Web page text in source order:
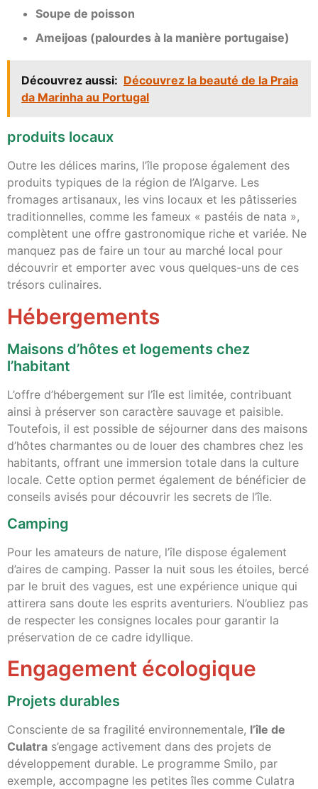
Soupe de poisson
Ameijoas (palourdes à la manière portugaise)
Découvrez aussi: Découvrez la beauté de la Praia
da Marinha au Portugal
produits locaux
Outre les délices marins, l’île propose également des
produits typiques de la région de l’Algarve. Les
fromages artisanaux, les vins locaux et les pâtisseries
traditionnelles, comme les fameux « pastéis de nata »,
complètent une offre gastronomique riche et variée. Ne
manquez pas de faire un tour au marché local pour
découvrir et emporter avec vous quelques-uns de ces
trésors culinaires.
Hébergements
Maisons d’hôtes et logements chez
l’habitant
L’offre d’hébergement sur l’île est limitée, contribuant
ainsi à préserver son caractère sauvage et paisible.
Toutefois, il est possible de séjourner dans des maisons
d’hôtes charmantes ou de louer des chambres chez les
habitants, offrant une immersion totale dans la culture
locale. Cette option permet également de bénéficier de
conseils avisés pour découvrir les secrets de l’île.
Camping
Pour les amateurs de nature, l’île dispose également
d’aires de camping. Passer la nuit sous les étoiles, bercé
par le bruit des vagues, est une expérience unique qui
attirera sans doute les esprits aventuriers. N’oubliez pas
de respecter les consignes locales pour garantir la
préservation de ce cadre idyllique.
Engagement écologique
Projets durables
Consciente de sa fragilité environnementale, l’île de
Culatra s’engage activement dans des projets de
développement durable. Le programme Smilo, par
exemple, accompagne les petites îles comme Culatra